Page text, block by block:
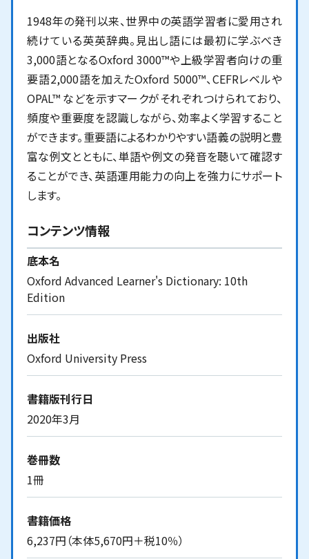
1948年の発刊以来、世界中の英語学習者に愛用され
続けている英英辞典。見出し語には最初に学ぶべき
3,000語となるOxford 3000™や上級学習者向けの重
要語2,000語を加えたOxford 5000™、CEFRレベルや
OPAL™ などを示すマークがそれぞれつけられており、
頻度や重要度を認識しながら、効率よく学習すること
ができます。重要語によるわかりやすい語義の説明と豊
富な例文とともに、単語や例文の発音を聴いて確認す
ることができ、英語運用能力の向上を強力にサポート
します。
コンテンツ情報
底本名
Oxford Advanced Learner's Dictionary: 10th
Edition
出版社
Oxford University Press
書籍版刊行日
2020年3月
巻冊数
1冊
書籍価格
6,237円（本体5,670円＋税10％）